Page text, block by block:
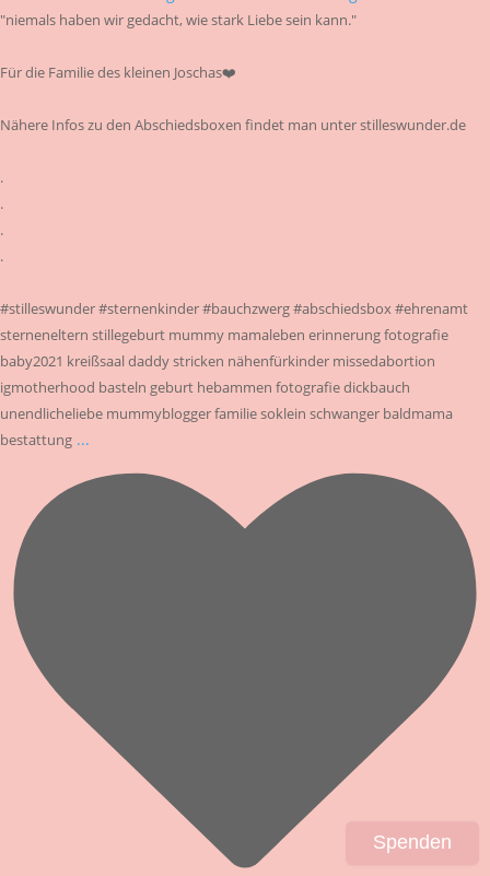
"niemals haben wir gedacht, wie stark Liebe sein kann."
Für die Familie des kleinen Joschas❤️
Nähere Infos zu den Abschiedsboxen findet man unter stilleswunder.de
.
.
.
.
#stilleswunder #sternenkinder #bauchzwerg #abschiedsbox #ehrenamt
sterneneltern stillegeburt mummy mamaleben erinnerung fotografie
baby2021 kreißsaal daddy stricken nähenfürkinder missedabortion
igmotherhood basteln geburt hebammen fotografie dickbauch
unendlicheliebe mummyblogger familie soklein schwanger baldmama
bestattung ...
Spenden